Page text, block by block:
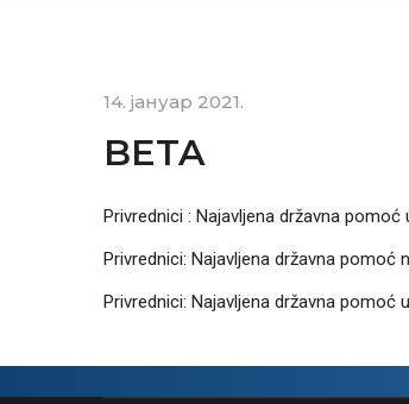
14. јануар 2021.
BETA
Privrednici : Najavljena državna
Privrednici: Najavljena državna pomoć
Privrednici: Najavljena državna